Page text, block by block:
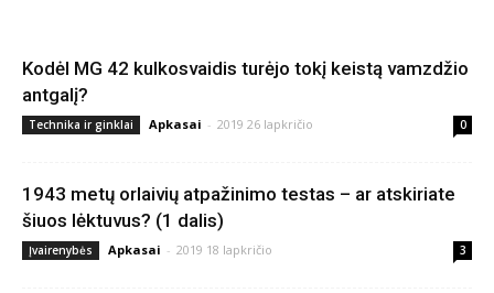
Kodėl MG 42 kulkosvaidis turėjo tokį keistą vamzdžio
antgalį?
Technika ir ginklai Apkasai - 2019 26 lapkričio 0
1943 metų orlaivių atpažinimo testas – ar atskiriate
šiuos lėktuvus? (1 dalis)
Įvairenybės Apkasai - 2019 18 lapkričio 3